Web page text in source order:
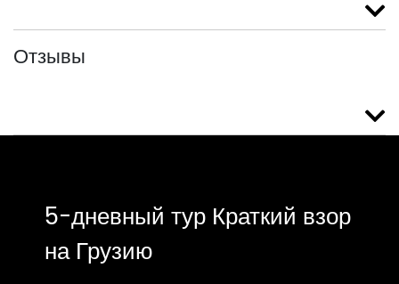
Отзывы
5-дневный тур Краткий взор
на Грузию